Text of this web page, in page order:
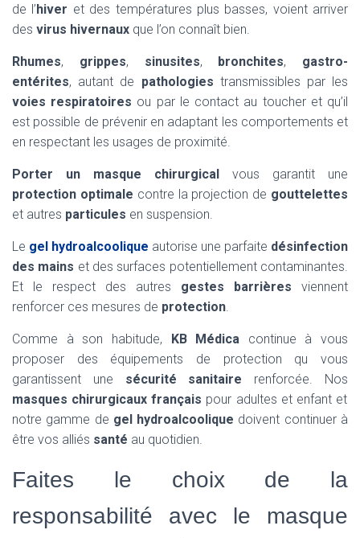
de l’hiver et des températures plus basses, voient arriver
des virus hivernaux que l’on connaît bien.
Rhumes, grippes, sinusites, bronchites, gastro-
entérites, autant de pathologies transmissibles par les
voies respiratoires ou par le contact au toucher et qu’il
est possible de prévenir en adaptant les comportements et
en respectant les usages de proximité.
Porter un masque chirurgical vous garantit une
protection optimale contre la projection de gouttelettes
et autres particules en suspension.
Le gel hydroalcoolique autorise une parfaite désinfection
des mains et des surfaces potentiellement contaminantes.
Et le respect des autres gestes barrières viennent
renforcer ces mesures de protection
Comme à son habitude, KB Médica continue à vous
proposer des équipements de protection qu vous
garantissent une sécurité sanitaire renforcée. Nos
masques chirurgicaux français pour adultes et enfant et
notre gamme de gel hydroalcoolique doivent continuer à
être vos alliés santé au quotidien.
Faites le choix de la
responsabilité avec le masque